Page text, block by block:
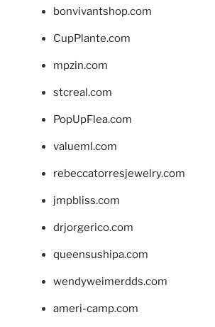
bonvivantshop.com
CupPlante.com
mpzin.com
stcreal.com
PopUpFlea.com
valueml.com
rebeccatorresjewelry.com
jmpbliss.com
drjorgerico.com
queensushipa.com
wendyweimerdds.com
ameri-camp.com